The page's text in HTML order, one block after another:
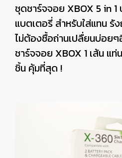
ชุดชาร์จจอย XBOX 5 in 1
แบตเตอรี่ สำหรับใส่แทน รั
ไม่ต้องซื้อถ่านเปลื่ยนบ่อย
ชาร์จจอย XBOX 1 เส้น แ
ชิ้น คุ้มที่สุด !